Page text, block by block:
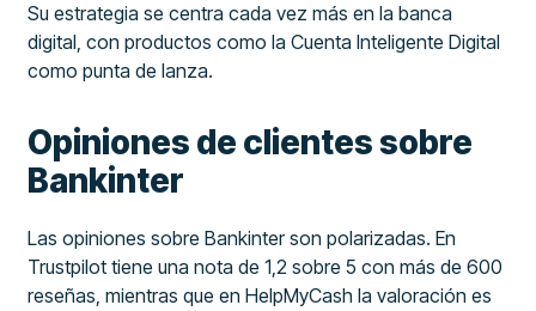
Su estrategia se centra cada vez más en la banca
digital, con productos como la Cuenta Inteligente Digital
como punta de lanza.
Opiniones de clientes sobre
Bankinter
Las opiniones sobre Bankinter son polarizadas. En
Trustpilot tiene una nota de 1,2 sobre 5 con más de 600
reseñas, mientras que en HelpMyCash la valoración es